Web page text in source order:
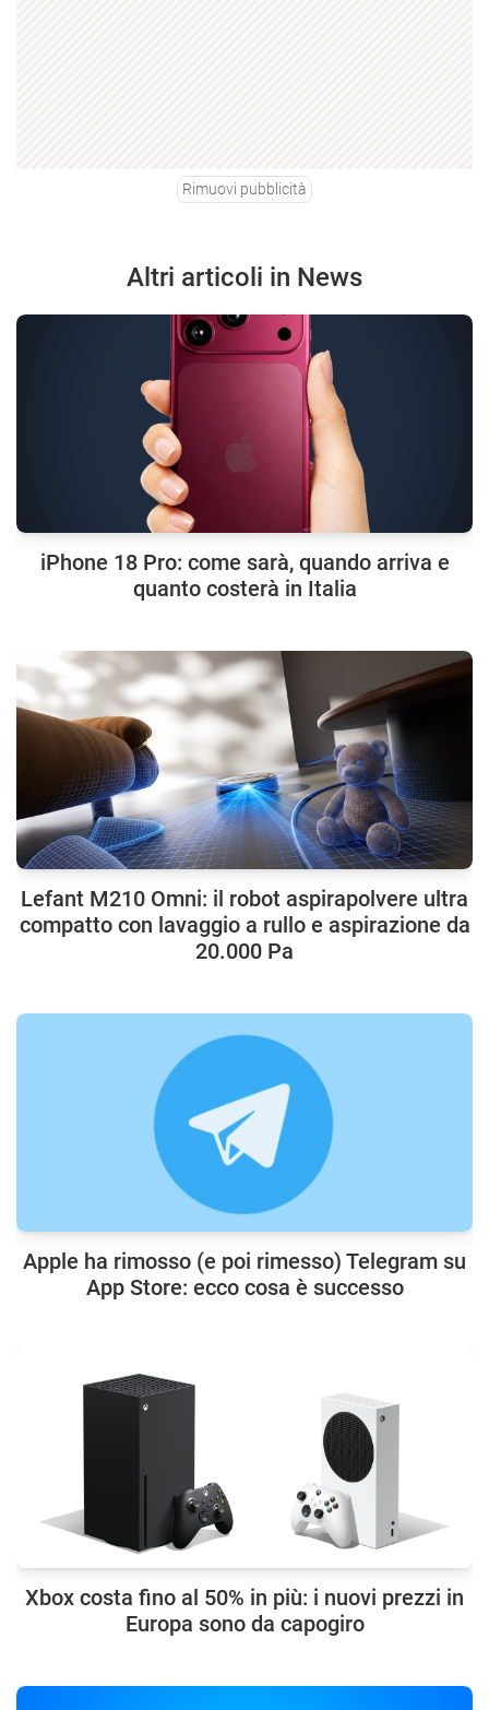
Rimuovi pubblicità
Altri articoli in News
iPhone 18 Pro: come sarà, quando arriva e
quanto costerà in Italia
Lefant M210 Omni: il robot aspirapolvere ultra
compatto con lavaggio a rullo e aspirazione da
20.000 Pa
Apple ha rimosso (e poi rimesso) Telegram su
App Store: ecco cosa è successo
Xbox costa fino al 50% in più: i nuovi prezzi in
Europa sono da capogiro